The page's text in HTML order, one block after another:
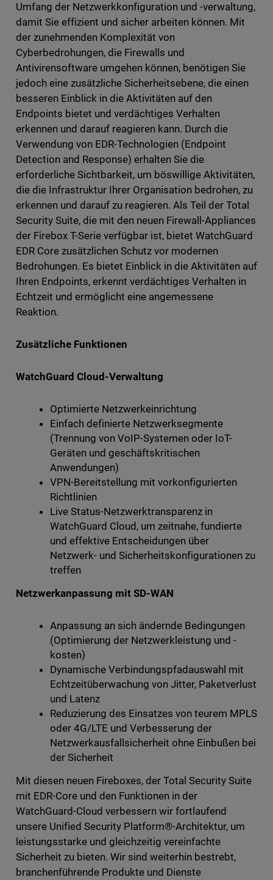
Umfang der Netzwerkkonfiguration und -verwaltung,
damit Sie effizient und sicher arbeiten können. Mit
der zunehmenden Komplexität von
Cyberbedrohungen, die Firewalls und
Antivirensoftware umgehen können, benötigen Sie
jedoch eine zusätzliche Sicherheitsebene, die einen
besseren Einblick in die Aktivitäten auf den
Endpoints bietet und verdächtiges Verhalten
erkennen und darauf reagieren kann. Durch die
Verwendung von EDR-Technologien (Endpoint
Detection and Response) erhalten Sie die
erforderliche Sichtbarkeit, um böswillige Aktivitäten,
die die Infrastruktur Ihrer Organisation bedrohen, zu
erkennen und darauf zu reagieren. Als Teil der Total
Security Suite, die mit den neuen Firewall-Appliances
der Firebox T-Serie verfügbar ist, bietet WatchGuard
EDR Core zusätzlichen Schutz vor modernen
Bedrohungen. Es bietet Einblick in die Aktivitäten auf
Ihren Endpoints, erkennt verdächtiges Verhalten in
Echtzeit und ermöglicht eine angemessene
Reaktion.
Zusätzliche Funktionen
WatchGuard Cloud-Verwaltung
Optimierte Netzwerkeinrichtung
Einfach definierte Netzwerksegmente
(Trennung von VoIP-Systemen oder IoT-
Geräten und geschäftskritischen
Anwendungen)
VPN-Bereitstellung mit vorkonfigurierten
Richtlinien
Live Status-Netzwerktransparenz in
WatchGuard Cloud, um zeitnahe, fundierte
und effektive Entscheidungen über
Netzwerk- und Sicherheitskonfigurationen zu
treffen
Netzwerkanpassung mit SD-WAN
Anpassung an sich ändernde Bedingungen
(Optimierung der Netzwerkleistung und -
kosten)
Dynamische Verbindungspfadauswahl mit
Echtzeitüberwachung von Jitter, Paketverlust
und Latenz
Reduzierung des Einsatzes von teurem MPLS
oder 4G/LTE und Verbesserung der
Netzwerkausfallsicherheit ohne Einbußen bei
der Sicherheit
Mit diesen neuen Fireboxes, der Total Security Suite
mit EDR-Core und den Funktionen in der
WatchGuard-Cloud verbessern wir fortlaufend
unsere Unified Security Platform®-Architektur, um
leistungsstarke und gleichzeitig vereinfachte
Sicherheit zu bieten. Wir sind weiterhin bestrebt,
branchenführende Produkte und Dienste